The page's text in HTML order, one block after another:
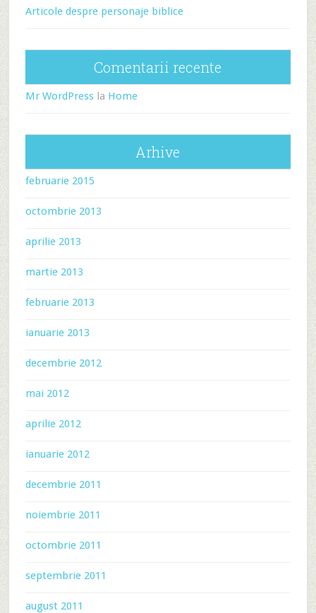
Articole despre personaje biblice
Comentarii recente
Mr WordPressla Home
Arhive
februarie 2015
octombrie 2013
aprilie 2013
martie 2013
februarie 2013
ianuarie 2013
decembrie 2012
mai 2012
aprilie 2012
ianuarie 2012
decembrie 2011
noiembrie 2011
octombrie 2011
septembrie 2011
august 2011